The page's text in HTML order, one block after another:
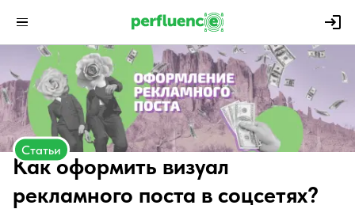
Статьи
Как оформить визуал
рекламного поста в соцсетях?